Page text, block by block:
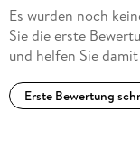
Es wurden noch
Sie die erste
und helfen Sie
Erste Bewertung